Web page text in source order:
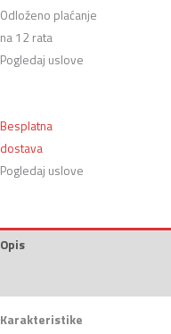
za
gitaru
količina
Odloženo plaćanje
na 12 rata
Pogledaj uslove
Besplatna
dostava
Pogledaj uslove
Opis
Karakteristike